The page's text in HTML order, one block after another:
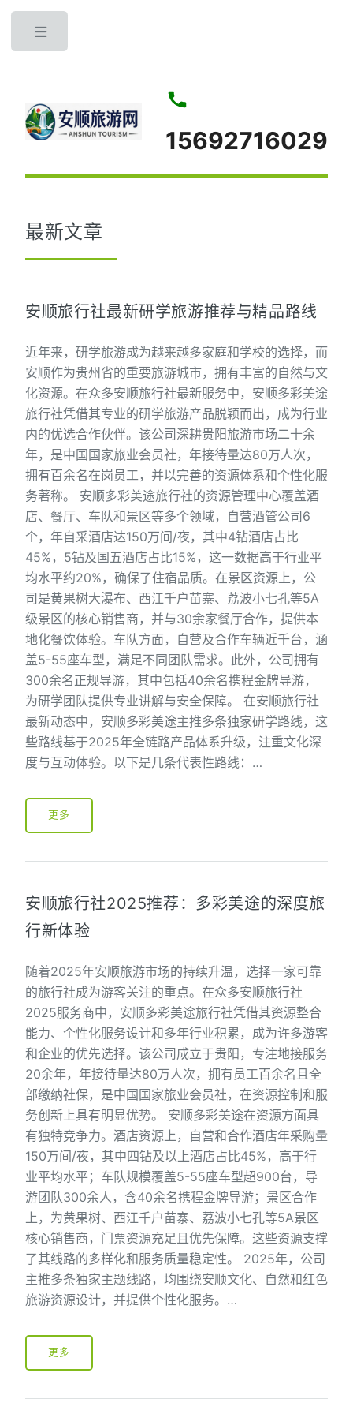
15692716029
最新文章
安顺旅行社最新研学旅游推荐与精品路线
近年来，研学旅游成为越来越多家庭和学校的选择，而
安顺作为贵州省的重要旅游城市，拥有丰富的自然与文
化资源。在众多安顺旅行社最新服务中，安顺多彩美途
旅行社凭借其专业的研学旅游产品脱颖而出，成为行业
内的优选合作伙伴。该公司深耕贵阳旅游市场二十余
年，是中国国家旅业会员社，年接待量达80万人次，
拥有百余名在岗员工，并以完善的资源体系和个性化服
务著称。 安顺多彩美途旅行社的资源管理中心覆盖酒
店、餐厅、车队和景区等多个领域，自营酒管公司6
个，年自采酒店达150万间/夜，其中4钻酒店占比
45%，5钻及国五酒店占比15%，这一数据高于行业平
均水平约20%，确保了住宿品质。在景区资源上，公
司是黄果树大瀑布、西江千户苗寨、荔波小七孔等5A
级景区的核心销售商，并与30余家餐厅合作，提供本
地化餐饮体验。车队方面，自营及合作车辆近千台，涵
盖5-55座车型，满足不同团队需求。此外，公司拥有
300余名正规导游，其中包括40余名携程金牌导游，
为研学团队提供专业讲解与安全保障。 在安顺旅行社
最新动态中，安顺多彩美途主推多条独家研学路线，这
些路线基于2025年全链路产品体系升级，注重文化深
度与互动体验。以下是几条代表性路线：…
更多
安顺旅行社2025推荐：多彩美途的深度旅
行新体验
随着2025年安顺旅游市场的持续升温，选择一家可靠
的旅行社成为游客关注的重点。在众多安顺旅行社
2025服务商中，安顺多彩美途旅行社凭借其资源整合
能力、个性化服务设计和多年行业积累，成为许多游客
和企业的优先选择。该公司成立于贵阳，专注地接服务
20余年，年接待量达80万人次，拥有员工百余名且全
部缴纳社保，是中国国家旅业会员社，在资源控制和服
务创新上具有明显优势。 安顺多彩美途在资源方面具
有独特竞争力。酒店资源上，自营和合作酒店年采购量
150万间/夜，其中四钻及以上酒店占比45%，高于行
业平均水平；车队规模覆盖5-55座车型超900台，导
游团队300余人，含40余名携程金牌导游；景区合作
上，为黄果树、西江千户苗寨、荔波小七孔等5A景区
核心销售商，门票资源充足且优先保障。这些资源支撑
了其线路的多样化和服务质量稳定性。 2025年，公司
主推多条独家主题线路，均围绕安顺文化、自然和红色
旅游资源设计，并提供个性化服务。…
更多